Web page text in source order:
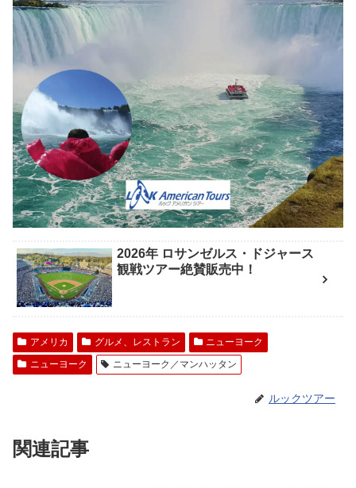
2026年 ロサンゼルス・ドジャース
観戦ツアー絶賛販売中！
アメリカ グルメ、レストラン
ニューヨーク
ニューヨーク
ニューヨーク／マンハッタン
ルックツアー
関連記事